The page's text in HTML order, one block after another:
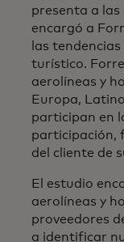
presenta a las
encargó a
las
turístico.
aerolíneas y
Europa,
participan en
participación,
del cliente de
El estudio
aerolíneas y
proveedores
a identificar